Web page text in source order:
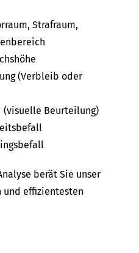
Strafraum,
(Verbleib oder
(visuelle Beurteilung)
berät Sie unser
und effizientesten